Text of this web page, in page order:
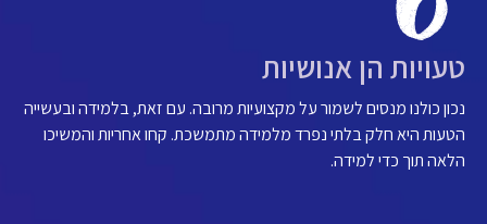
טעויות הן אנושיות
נכון כולנו מנסים לשמור על מקצועיות מרובה. עם זאת, בלמידה ובעשייה
הטעות היא חלק בלתי נפרד מלמידה מתמשכת. קחו אחריות והמשיכו
הלאה תוך כדי למידה.